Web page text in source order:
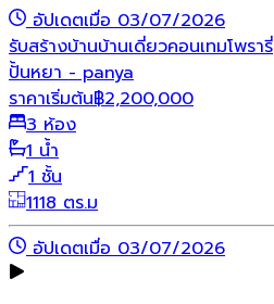
อัปเดตเมื่อ 03/07/2026
รับสร้างบ้านบ้านเดี่ยวคอนเทมโพรารี่
ปั้นหยา - panya
ราคาเริ่มต้น฿2,200,000
3 ห้อง
1 น้ำ
1 ชั้น
1118 ตร.ม
อัปเดตเมื่อ 03/07/2026